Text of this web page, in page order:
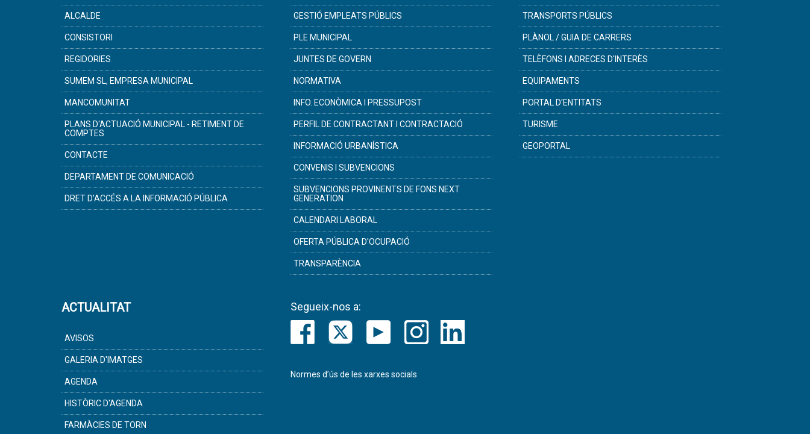
ALCALDE
CONSISTORI
REGIDORIES
SUMEM SL, EMPRESA MUNICIPAL
MANCOMUNITAT
PLANS D'ACTUACIÓ MUNICIPAL - RETIMENT DE
COMPTES
CONTACTE
DEPARTAMENT DE COMUNICACIÓ
DRET D'ACCÉS A LA INFORMACIÓ PÚBLICA
GESTIÓ EMPLEATS PÚBLICS
PLE MUNICIPAL
JUNTES DE GOVERN
NORMATIVA
INFO. ECONÒMICA I PRESSUPOST
PERFIL DE CONTRACTANT I CONTRACTACIÓ
INFORMACIÓ URBANÍSTICA
CONVENIS I SUBVENCIONS
SUBVENCIONS PROVINENTS DE FONS NEXT
GENERATION
CALENDARI LABORAL
OFERTA PÚBLICA D'OCUPACIÓ
TRANSPARÈNCIA
TRANSPORTS PÚBLICS
PLÀNOL / GUIA DE CARRERS
TELÈFONS I ADRECES D'INTERÈS
EQUIPAMENTS
PORTAL D'ENTITATS
TURISME
GEOPORTAL
ACTUALITAT
AVISOS
GALERIA D'IMATGES
AGENDA
HISTÒRIC D'AGENDA
FARMÀCIES DE TORN
Segueix-nos a:
Normes d’ús de les xarxes socials